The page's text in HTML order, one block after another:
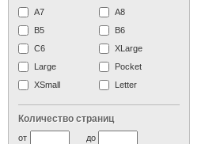
А7
A8
B5
B6
C6
XLarge
Large
Pocket
XSmall
Letter
Количество страниц
до
от